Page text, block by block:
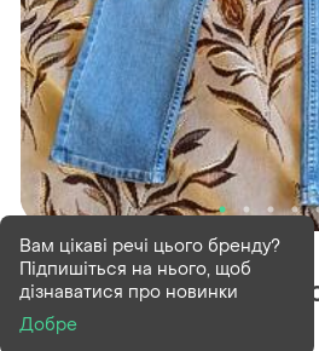
В наявності1 шт
Джинси h&m w33
посадка high waist
Вам цікаві речі цього бренду?
Підпишіться на нього, щоб
дізнаватися про новинки
Добре